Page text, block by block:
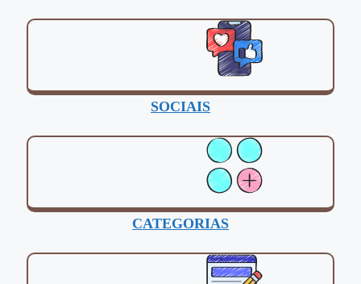
SOCIAIS
CATEGORIAS